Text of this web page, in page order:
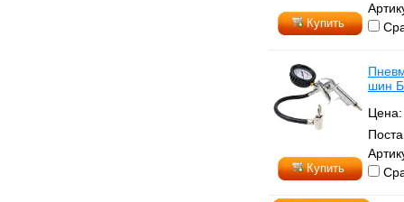
Купить
Купить
шин